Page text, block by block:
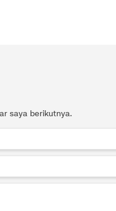
saya berikutnya.